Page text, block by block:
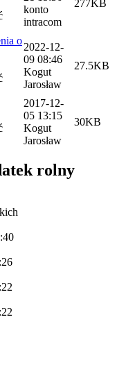
konto
intracom
277KB
o
2022-12-
09 08:46
Kogut
Jarosław
27.5KB
2017-12-
05 13:15
Kogut
Jarosław
30KB
rolny